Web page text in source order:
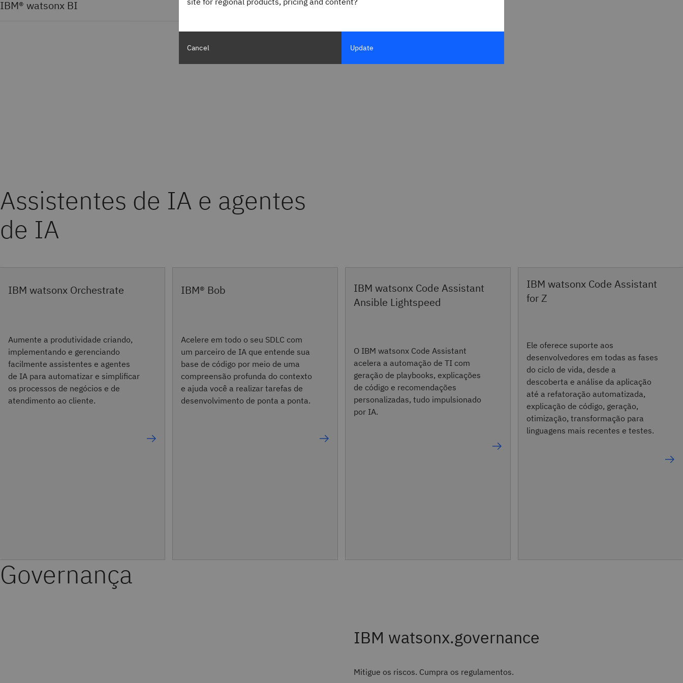
IBM® watsonx BI
Assistentes de IA e agentes
de IA
IBM watsonx Orchestrate
Aumente a produtividade criando,
implementando e gerenciando
facilmente assistentes e agentes
de IA para automatizar e simplificar
os processos de negócios e de
atendimento ao cliente.
IBM® Bob
Acelere em todo o seu SDLC com
um parceiro de IA que entende sua
base de código por meio de uma
compreensão profunda do contexto
e ajuda você a realizar tarefas de
desenvolvimento de ponta a ponta.
IBM watsonx Code Assistant
Ansible Lightspeed
O IBM watsonx Code Assistant
acelera a automação de TI com
geração de playbooks, explicações
de código e recomendações
personalizadas, tudo impulsionado
por IA.
IBM watsonx Code Assistant
for Z
Ele oferece suporte aos
desenvolvedores em todas as fases
do ciclo de vida, desde a
descoberta e análise da aplicação
até a refatoração automatizada,
explicação de código, geração,
otimização, transformação para
linguagens mais recentes e testes.
Governança
IBM watsonx.governance
Mitigue os riscos. Cumpra os regulamentos.
Cancel Update